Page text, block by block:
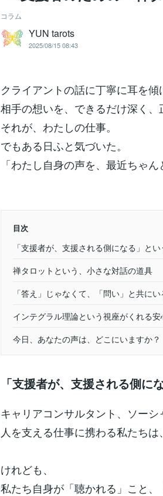
コラム
YUN tarots
2025/08/15 08:43
クライアントの話に丁寧に耳を傾
相手の想いを、できるだけ深く、
それが、わたしの仕事。
でもある日ふと気づいた。
「わたし自身の声を、最近ちゃ
目次
「支援者が、支援される側になる」とい
禅タロットという、小さな対話の道具
「答え」じゃなくて、「問い」と共に
インテグラル理論という視座がくれる安
今日、あなたの声は、どこにいますか？
「支援者が、支援される側に
キャリアコンサルタント、ソーシ
人を支える仕事に携わる私たち
けれども、
私たち自身が「聴かれる」こと